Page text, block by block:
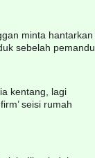
minta hantarkan
sebelah pemandu
kentang, lagi
seisi rumah